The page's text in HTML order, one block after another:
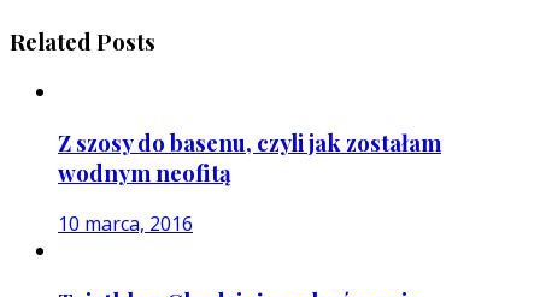
Related Posts
Z szosy do basenu, czyli jak zostałam
wodnym neofitą
10 marca, 2016